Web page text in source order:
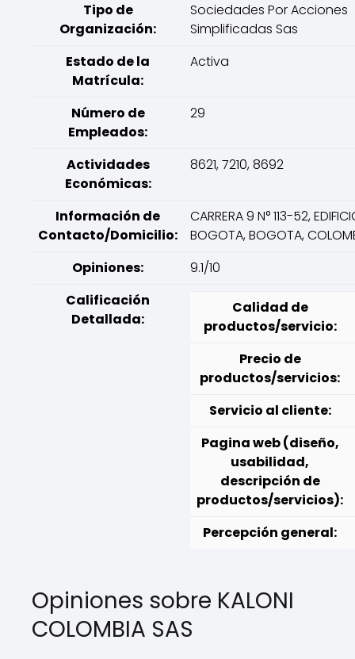
Tipo de
Organización:
Sociedades Por Acciones
Simplificadas Sas
Estado de la
Matrícula:
Activa
Número de
Empleados:
29
Actividades
Económicas:
8621, 7210, 8692
Información de
Contacto/Domicilio:
CARRERA 9 N° 113-52,
BOGOTA, BOGOTA,
Opiniones:
9.1/10
Calificación
Detallada:
Calidad de
productos/servicio:
Precio de
productos/servicios:
Servicio al cliente:
Pagina web (diseño,
usabilidad,
descripción de
productos/servicios):
Percepción general:
Opiniones sobre KALONI
COLOMBIA SAS